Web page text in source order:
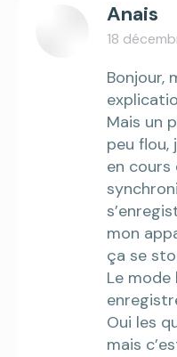
Anais
says:
18
Bonjour,
Mais un
peu flou,
en cours
mon
ça se
Le mode
Oui les
mais